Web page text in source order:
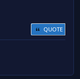
QUOTE